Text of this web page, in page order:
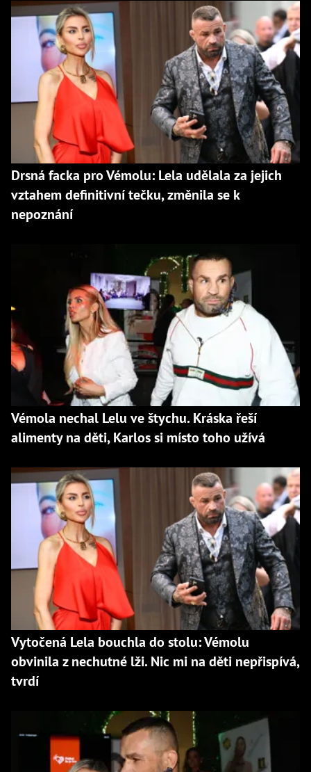
Drsná facka pro Vémolu: Lela udělala za jejich
vztahem definitivní tečku, změnila se k
nepoznání
Vémola nechal Lelu ve štychu. Kráska řeší
alimenty na děti, Karlos si místo toho užívá
Vytočená Lela bouchla do stolu: Vémolu
obvinila z nechutné lži. Nic mi na děti nepřispívá,
tvrdí